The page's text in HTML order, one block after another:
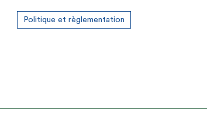
Politique et règlementation